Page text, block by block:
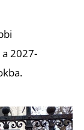
2027-